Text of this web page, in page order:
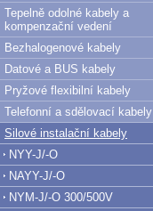
Tepelně odolné kabely a
kompenzační vedení
Bezhalogenové kabely
Datové a BUS kabely
Pryžové flexibilní kabely
Telefonní a sdělovací kabely
Silové instalační kabely
NYY-J/-O
NAYY-J/-O
NYM-J/-O 300/500V